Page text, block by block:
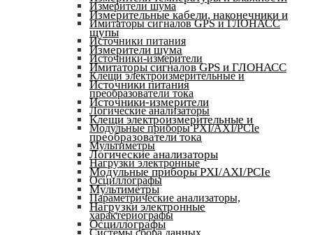
Измерители шума
Имитаторы сигналов GPS и ГЛОНАСС
Источники питания
Источники-измерители
Клещи электроизмерительные и
преобразователи тока
Логические анализаторы
Модульные приборы PXI/AXI/PCIe
Мультиметры
Нагрузки электронные
Осциллографы
Параметрические анализаторы,
характериографы
Системы сбора данных
Измерительные кабели, наконечники и
щупы
Измерители шума
Имитаторы сигналов GPS и ГЛОНАСС
Источники питания
Источники-измерители
Клещи электроизмерительные и
преобразователи тока
Логические анализаторы
Модульные приборы PXI/AXI/PCIe
Мультиметры
Нагрузки электронные
Осциллографы